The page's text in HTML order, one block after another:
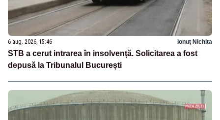
6 aug. 2026, 15:46 Ionuț Nichita
STB a cerut intrarea în insolvență. Solicitarea a fost
depusă la Tribunalul București